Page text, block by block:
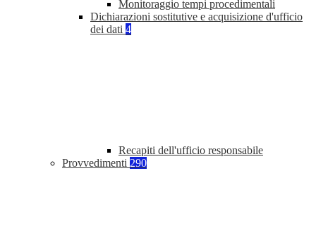
Monitoraggio tempi procedimentali
Dichiarazioni sostitutive e acquisizione d'ufficio
dei dati 4
Recapiti dell'ufficio responsabile
Provvedimenti 290